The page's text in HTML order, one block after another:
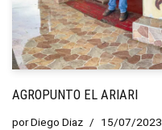
AGROPUNTO EL ARIARI
porDiego Diaz 15/07/2023